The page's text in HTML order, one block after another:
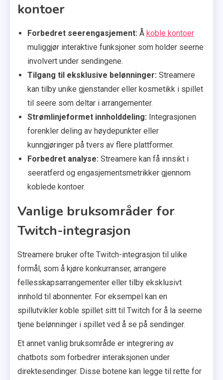
kontoer
Forbedret seerengasjement: Å koble kontoer
muliggjør interaktive funksjoner som holder seerne
involvert under sendingene.
Tilgang til eksklusive belønninger: Streamere
kan tilby unike gjenstander eller kosmetikk i spillet
til seere som deltar i arrangementer.
Strømlinjeformet innholddeling: Integrasjonen
forenkler deling av høydepunkter eller
kunngjøringer på tvers av flere plattformer.
Forbedret analyse: Streamere kan få innsikt i
seeratferd og engasjementsmetrikker gjennom
koblede kontoer.
Vanlige bruksområder for
Twitch-integrasjon
Streamere bruker ofte Twitch-integrasjon til ulike
formål, som å kjøre konkurranser, arrangere
fellesskapsarrangementer eller tilby eksklusivt
innhold til abonnenter. For eksempel kan en
spillutvikler koble spillet sitt til Twitch for å la seerne
tjene belønninger i spillet ved å se på sendinger.
Et annet vanlig bruksområde er integrering av
chatbots som forbedrer interaksjonen under
direktesendinger. Disse botene kan legge til rette for